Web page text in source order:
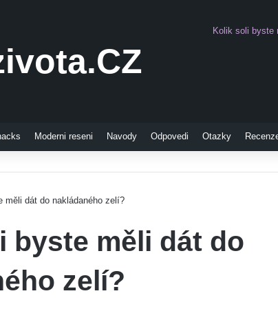
Kolik soli byste
Moderni reseni Navody Odpovedi Otazky
měli dát do nakládaného zelí?
byste měli dát do
zelí?